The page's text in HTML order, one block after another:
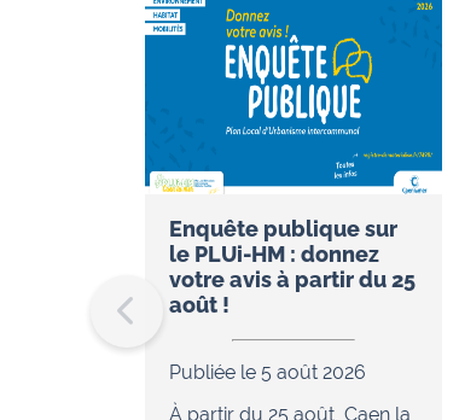
Enquête publique sur
le PLUi-HM : donnez
votre avis à partir du 25
août !
Publiée le 5 août 2026
À partir du 25 août, Caen la